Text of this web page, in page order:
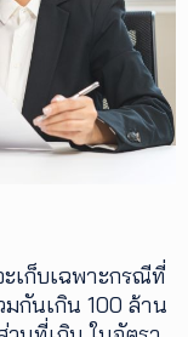
เก็บเฉพาะกรณีที่
กันเกิน 100 ล้าน